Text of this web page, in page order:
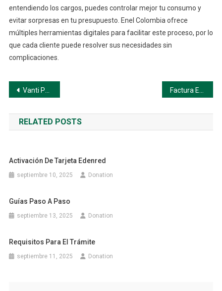
entendiendo los cargos, puedes controlar mejor tu consumo y
evitar sorpresas en tu presupuesto. Enel Colombia ofrece
múltiples herramientas digitales para facilitar este proceso, por lo
que cada cliente puede resolver sus necesidades sin
complicaciones.
Navegación
de
entradas
Vanti PSE: Cómo pagar tu factura por PSE de forma segura y rápida
RELATED POSTS
Activación De Tarjeta Edenred
septiembre 10, 2025 Donation
Guías Paso A Paso
septiembre 13, 2025 Donation
Requisitos Para El Trámite
septiembre 11, 2025 Donation